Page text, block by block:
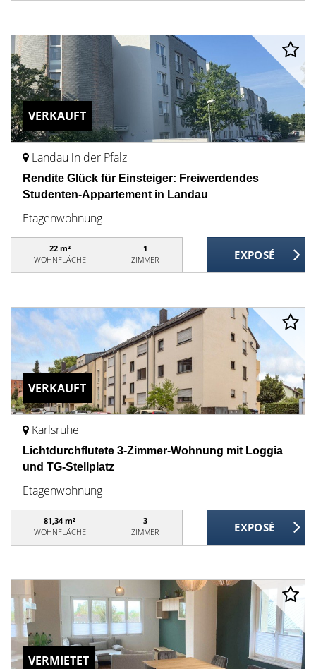
VERKAUFT
Landau in der Pfalz
Rendite Glück für Einsteiger: Freiwerdendes
Studenten-Appartement in Landau
Etagenwohnung
22 m²
WOHNFLÄCHE
1
ZIMMER
VERKAUFT
Karlsruhe
Lichtdurchflutete 3-Zimmer-Wohnung mit Loggia
und TG-Stellplatz
Etagenwohnung
81,34 m²
WOHNFLÄCHE
3
ZIMMER
VERMIETET